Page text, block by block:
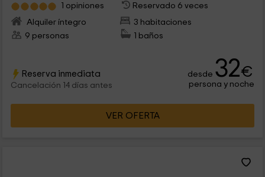
1 opiniones
Reservado 6 veces
Alquiler íntegro
3 habitaciones
9 personas
1 baños
Reserva inmediata
Cancelación 14 días antes
desde 32€
persona y noche
VER OFERTA